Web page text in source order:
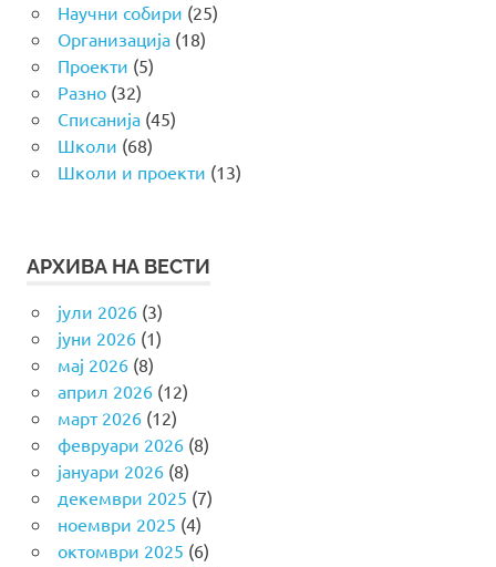
Научни собири (25)
Организација(18)
Проекти (5)
Разно(32)
Списанија(45)
Школи (68)
Школи и проекти (13)
АРХИВА НА ВЕСТИ
јули 2026(3)
јуни 2026(1)
мај 2026(8)
април 2026(12)
март 2026(12)
февруари 2026(8)
јануари 2026(8)
декември 2025 (7)
ноември 2025 (4)
октомври 2025 (6)